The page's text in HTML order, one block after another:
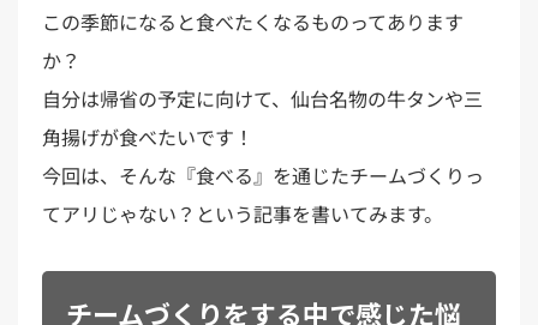
この季節になると食べたくなるものってあります
か？
自分は帰省の予定に向けて、仙台名物の牛タンや三
角揚げが食べたいです！
今回は、そんな『食べる』を通じたチームづくりっ
てアリじゃない？という記事を書いてみます。
チームづくりをする中で感じた悩